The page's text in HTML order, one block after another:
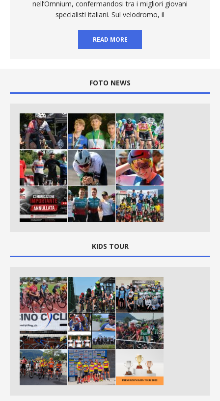
nell’Omnium, confermandosi tra i migliori giovani
specialisti italiani. Sul velodromo, il
READ MORE
FOTO NEWS
KIDS TOUR